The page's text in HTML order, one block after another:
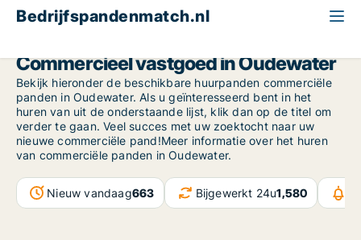
Bedrijfspandenmatch.nl
Commercieel vastgoed in Oudewater
Bekijk hieronder de beschikbare huurpanden commerciële
panden in Oudewater. Als u geïnteresseerd bent in het
huren van uit de onderstaande lijst, klik dan op de titel om
verder te gaan. Veel succes met uw zoektocht naar uw
nieuwe commerciële pand!Meer informatie over het huren
van commerciële panden in Oudewater.
Nieuw vandaag663 Bijgewerkt 24u1,580